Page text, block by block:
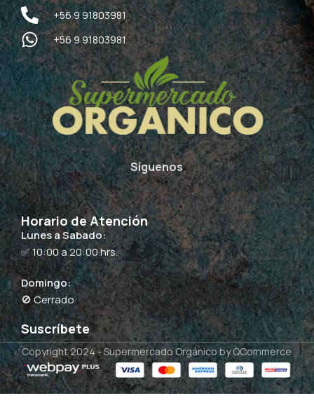
+56 9 91803981
+56 9 91803981
Síguenos
Horario de Atención
Lunes a Sabado:
✅ 10:00 a 20:00 hrs.
Domingo:
🚫 Cerrado
Suscríbete
Copyright 2024 -Supermercado Orgánico by QCommerce